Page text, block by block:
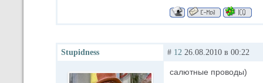
Stupidness # 12 26.08.2010 в 00:22
салютные проводы)